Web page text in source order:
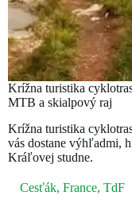
Krížna turistika
MTB a skialpový raj
Krížna turistika
vás dostane výhľadmi,
Kráľovej studne.
Cesťák, France, TdF